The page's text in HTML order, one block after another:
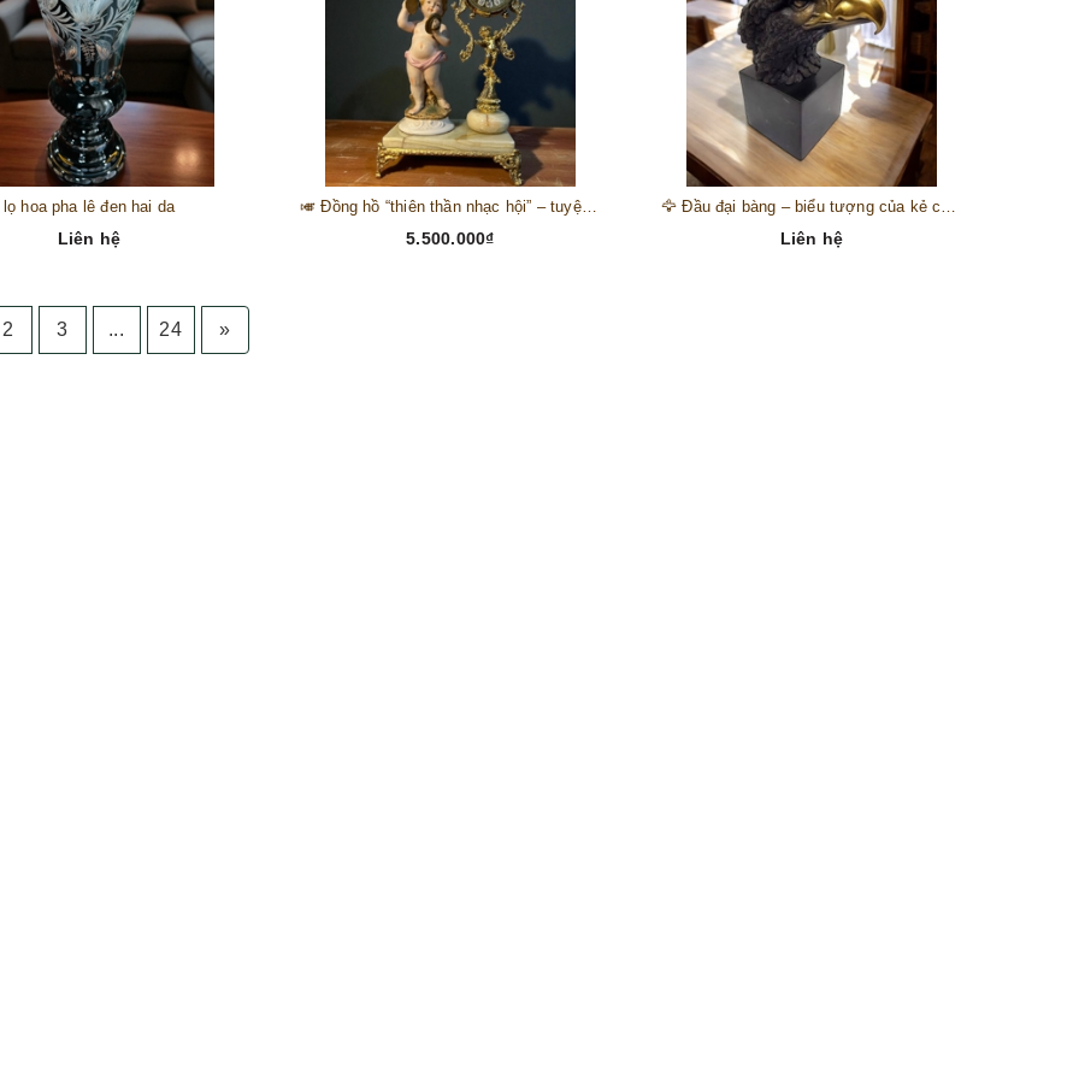
lọ hoa pha lê đen hai da
Liên hệ
🎺 Đồng hồ “thiên thần nhạc hội” – tuyệt mỹ phẩm trang trí phong cách hoàng gia 🎼
5.500.000₫ Liên hệ
2 3 ... 24 »